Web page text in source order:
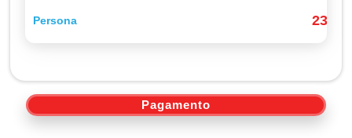
Persona 235$
Pagamento